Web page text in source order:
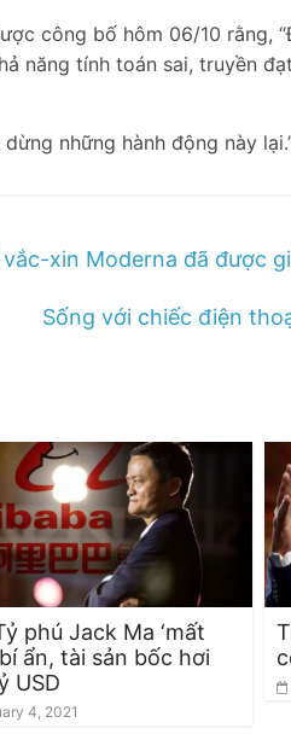
công bố hôm 06/10 rằng,
năng tính toán sai, truyền
những hành động này
xin Moderna đã được
Sống với chiếc điện
phú Jack Ma ‘mất
ẩn, tài sản bốc hơi
USD
4, 2021